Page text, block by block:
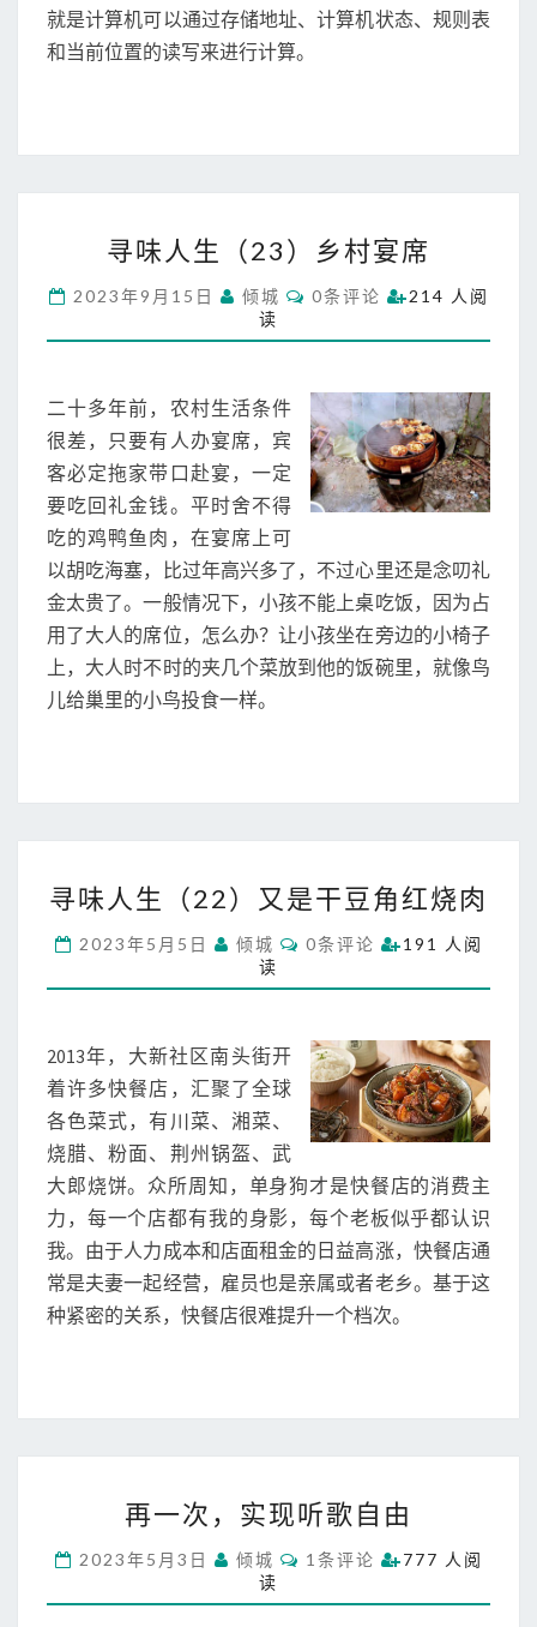
就是计算机可以通过存储地址、计算机状态、规则表
和当前位置的读写来进行计算。
味
生
（
）
乡
村
宴
席
寻味人生（23）乡村宴席
2023年9月15日 倾城
C
O
M
T
S
0条评论
214 人阅
读
二十多年前，农村生活条件
很差，只要有人办宴席，宾
客必定拖家带口赴宴，一定
要吃回礼金钱。平时舍不得
吃的鸡鸭鱼肉，在宴席上可
以胡吃海塞，比过年高兴多了，不过心里还是念叨礼
金太贵了。一般情况下，小孩不能上桌吃饭，因为占
用了大人的席位，怎么办？让小孩坐在旁边的小椅子
上，大人时不时的夹几个菜放到他的饭碗里，就像鸟
儿给巢里的小鸟投食一样。
味
生
（
）
又
是
干
豆
角
红
烧
肉
寻味人生（22）又是干豆角红烧肉
2023年5月5日 倾城
C
O
M
0条评论
191 人阅
读
2013年，大新社区南头街开
着许多快餐店，汇聚了全球
各色菜式，有川菜、湘菜、
烧腊、粉面、荆州锅盔、武
大郎烧饼。众所周知，单身狗才是快餐店的消费主
力，每一个店都有我的身影，每个老板似乎都认识
我。由于人力成本和店面租金的日益高涨，快餐店通
常是夫妻一起经营，雇员也是亲属或者老乡。基于这
种紧密的关系，快餐店很难提升一个档次。
一
，
实
再一次，实现听歌自由
2023年5月3日 倾城
C
O
M
1条评论
777 人阅
读